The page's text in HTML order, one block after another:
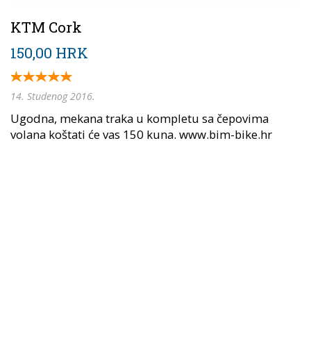
KTM Cork
150,00 HRK
14. Studenog 2016.
Ugodna, mekana traka u kompletu sa čepovima
volana koštati će vas 150 kuna. www.bim-bike.hr